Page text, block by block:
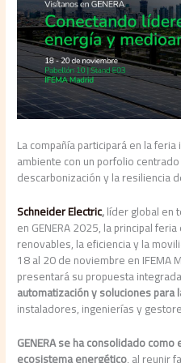
La compañía participará en la
ambiente con un porfolio
descarbonización y la resiliencia
Schneider Electric,líder global en
en GENERA 2025, la principal
renovables, la eficiencia y la
18 al 20 de noviembre en IFEMA
presentará su propuesta
automatización y soluciones para
instaladores, ingenierías y
GENERA se ha consolidado
ecosistema energético, al reunir